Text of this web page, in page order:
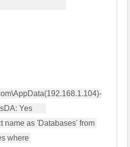
Yes
name as 'Databases' from
where